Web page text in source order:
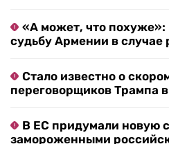
«А может, что
судьбу Армении в случае
Стало известно о
переговорщиков Трампа
В ЕС придумали новую
замороженными